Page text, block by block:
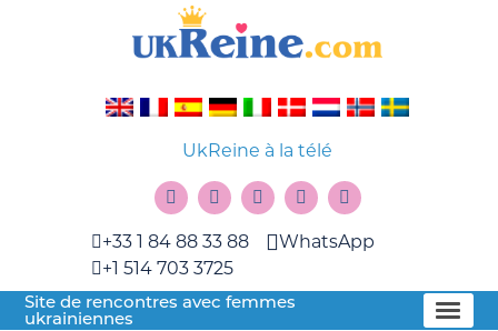
UkReine à la télé
+33 1 84 88 33 88
+1 514 703 3725
WhatsApp
Site de rencontres avec femmes
ukrainiennes